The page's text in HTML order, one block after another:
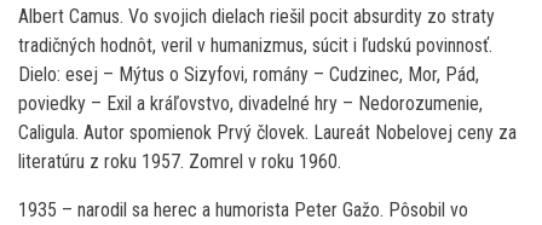
Albert Camus. Vo svojich dielach riešil pocit absurdity zo straty
tradičných hodnôt, veril v humanizmus, súcit i ľudskú povinnosť.
Dielo: esej – Mýtus o Sizyfovi, romány – Cudzinec, Mor, Pád,
poviedky – Exil a kráľovstvo, divadelné hry – Nedorozumenie,
Caligula. Autor spomienok Prvý človek. Laureát Nobelovej ceny za
literatúru z roku 1957. Zomrel v roku 1960.
1935 – narodil sa herec a humorista Peter Gažo. Pôsobil vo